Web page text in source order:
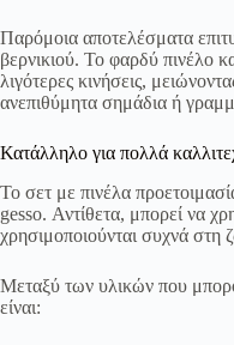
Παρόμοια αποτελέσματα
βερνικιού. Το φαρδύ πινέλο
λιγότερες κινήσεις,
ανεπιθύμητα σημάδια ή
Κατάλληλο για πολλά
Το σετ με πινέλα
gesso. Αντίθετα, μπορεί να
χρησιμοποιούνται συχνά στη
Μεταξύ των υλικών που
είναι: